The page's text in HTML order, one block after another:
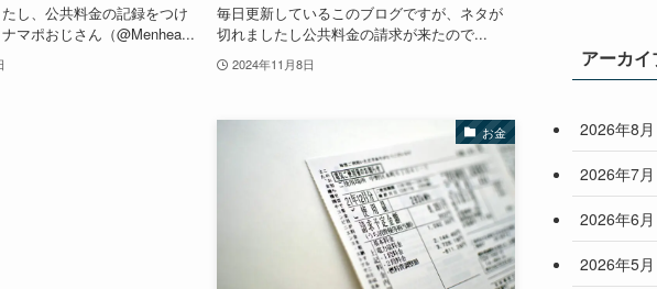
し、公共料金の記録をつけ
マポおじさん（@Menhea...
毎日更新しているこのブログですが、ネタが
切れましたし公共料金の請求が来たので...
2024年11月8日
お金
(33)
アーカイ
2026年8月
2026年7月
2026年6月
2026年5月